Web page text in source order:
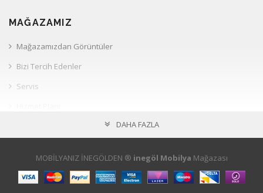
MAĞAZAMIZ
Mağazamızdan Görüntüler
Bizi Tercih Edenler
Servis
Hesabım
DAHA FAZLA
MOBİLYANIZ İNEGÖLDEN ® inegöl Mobilya Mağazası